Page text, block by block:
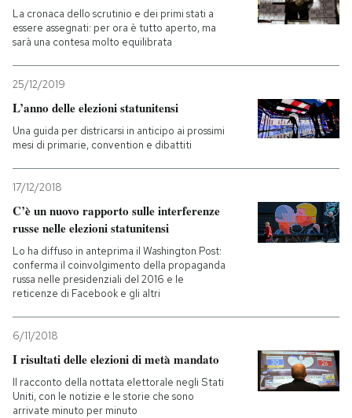
AREA PERSONALE
La cronaca dello scrutinio e dei primi stati a
essere assegnati: per ora è tutto aperto, ma
sarà una contesa molto equilibrata
25/12/2019
L’anno delle elezioni statunitensi
Una guida per districarsi in anticipo ai prossimi
mesi di primarie, convention e dibattiti
17/12/2018
C’è un nuovo rapporto sulle interferenze
russe nelle elezioni statunitensi
Lo ha diffuso in anteprima il Washington Post:
conferma il coinvolgimento della propaganda
russa nelle presidenziali del 2016 e le
reticenze di Facebook e gli altri
6/11/2018
I risultati delle elezioni di metà mandato
Il racconto della nottata elettorale negli Stati
Uniti, con le notizie e le storie che sono
arrivate minuto per minuto